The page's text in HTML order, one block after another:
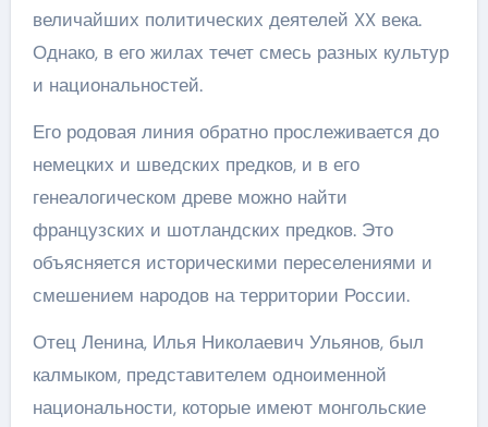
величайших политических деятелей XX века.
Однако, в его жилах течет смесь разных культур
и национальностей.
Его родовая линия обратно прослеживается до
немецких и шведских предков, и в его
генеалогическом древе можно найти
французских и шотландских предков. Это
объясняется историческими переселениями и
смешением народов на территории России.
Отец Ленина, Илья Николаевич Ульянов, был
калмыком, представителем одноименной
национальности, которые имеют монгольские